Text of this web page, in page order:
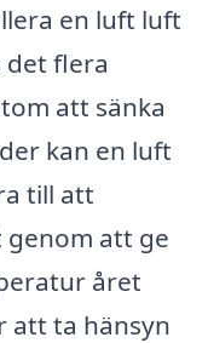
en luft luft
det flera
att sänka
kan en luft
till att
att ge
året
att ta hänsyn